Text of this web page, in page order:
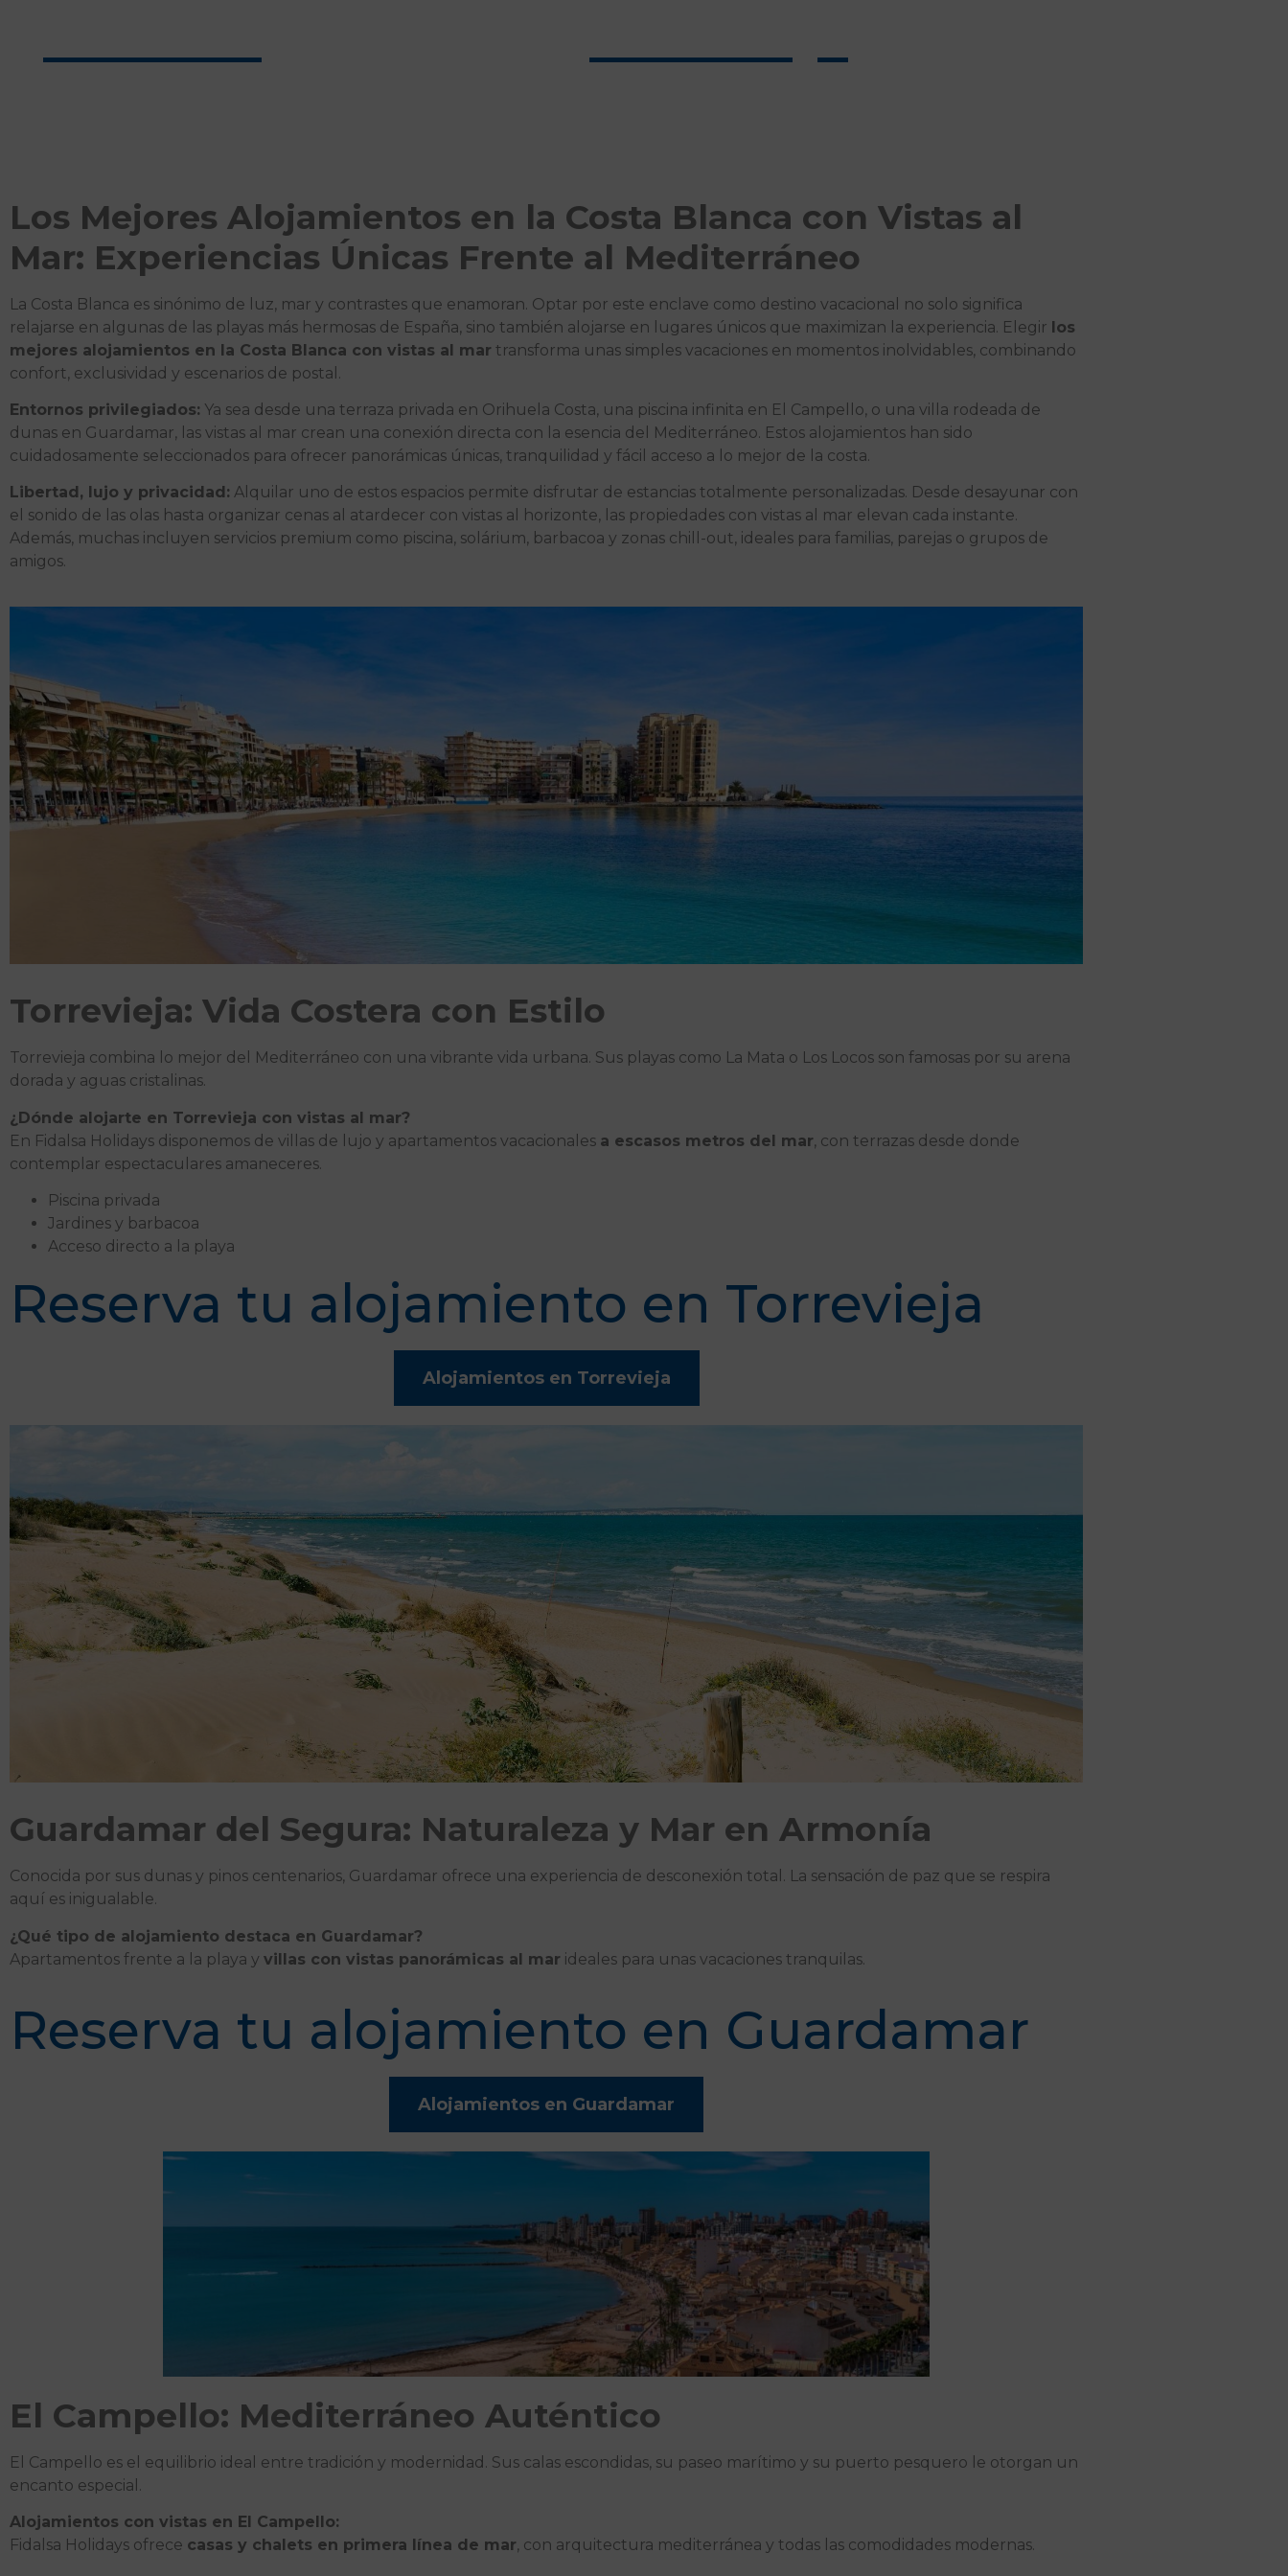
Los Mejores Alojamientos en la Costa Blanca con Vistas al
Mar: Experiencias Únicas Frente al Mediterráneo
La Costa Blanca es sinónimo de luz, mar y contrastes que enamoran. Optar por este enclave como destino vacacional no solo significa
relajarse en algunas de las playas más hermosas de España, sino también alojarse en lugares únicos que maximizan la experiencia. Elegir los
mejores alojamientos en la Costa Blanca con vistas al mar transforma unas simples vacaciones en momentos inolvidables, combinando
confort, exclusividad y escenarios de postal.
Entornos privilegiados: Ya sea desde una terraza privada en Orihuela Costa, una piscina infinita en El Campello, o una villa rodeada de
dunas en Guardamar, las vistas al mar crean una conexión directa con la esencia del Mediterráneo. Estos alojamientos han sido
cuidadosamente seleccionados para ofrecer panorámicas únicas, tranquilidad y fácil acceso a lo mejor de la costa.
Libertad, lujo y privacidad: Alquilar uno de estos espacios permite disfrutar de estancias totalmente personalizadas. Desde desayunar con
el sonido de las olas hasta organizar cenas al atardecer con vistas al horizonte, las propiedades con vistas al mar elevan cada instante.
Además, muchas incluyen servicios premium como piscina, solárium, barbacoa y zonas chill-out, ideales para familias, parejas o grupos de
amigos.
Torrevieja: Vida Costera con Estilo
Torrevieja combina lo mejor del Mediterráneo con una vibrante vida urbana. Sus playas como La Mata o Los Locos son famosas por su arena
dorada y aguas cristalinas.
¿Dónde alojarte en Torrevieja con vistas al mar?
En Fidalsa Holidays disponemos de villas de lujo y apartamentos vacacionales a escasos metros del mar, con terrazas desde donde
contemplar espectaculares amaneceres.
Piscina privada
Jardines y barbacoa
Acceso directo a la playa
Reserva tu alojamiento en Torrevieja
Alojamientos en Torrevieja
Guardamar del Segura: Naturaleza y Mar en Armonía
Conocida por sus dunas y pinos centenarios, Guardamar ofrece una experiencia de desconexión total. La sensación de paz que se respira
aquí es inigualable.
¿Qué tipo de alojamiento destaca en Guardamar?
Apartamentos frente a la playa y villas con vistas panorámicas al mar ideales para unas vacaciones tranquilas.
Reserva tu alojamiento en Guardamar
Alojamientos en Guardamar
El Campello: Mediterráneo Auténtico
El Campello es el equilibrio ideal entre tradición y modernidad. Sus calas escondidas, su paseo marítimo y su puerto pesquero le otorgan un
encanto especial.
Alojamientos con vistas en El Campello:
Fidalsa Holidays ofrece casas y chalets en primera línea de mar, con arquitectura mediterránea y todas las comodidades modernas.